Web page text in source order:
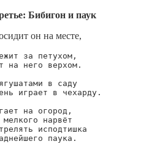
Бибигон и паук
он на месте,
за петухом,
на него верхом.
в саду
играет в чехарду.
на огород,
мелкого нарвёт
исподтишка
паука.